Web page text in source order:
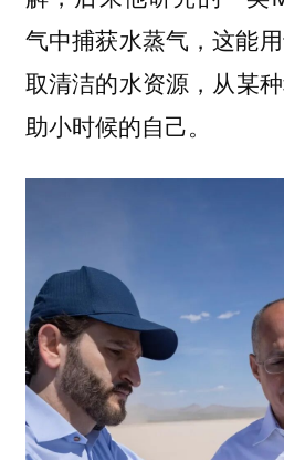
气中捕获水蒸气，这能
取清洁的水资源， 从某
助小时候的自己。